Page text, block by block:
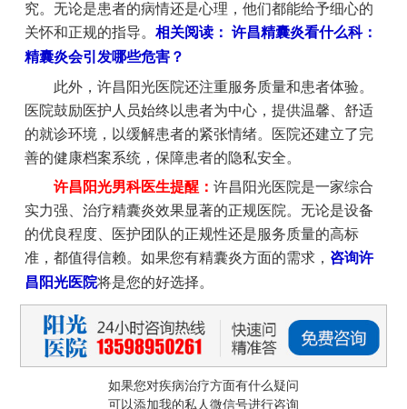
究。无论是患者的病情还是心理，他们都能给予细心的
关怀和正规的指导。 相关阅读： 许昌精囊炎看什么科：
精囊炎会引发哪些危害？
此外，许昌阳光医院还注重服务质量和患者体验。
医院鼓励医护人员始终以患者为中心，提供温馨、舒适
的就诊环境，以缓解患者的紧张情绪。医院还建立了完
善的健康档案系统，保障患者的隐私安全。
许昌阳光男科医生提醒： 许昌阳光医院是一家综合
实力强、治疗精囊炎效果显著的正规医院。无论是设备
的优良程度、医护团队的正规性还是服务质量的高标
准，都值得信赖。如果您有精囊炎方面的需求， 咨询许
昌阳光医院将是您的好选择。
如果您对疾病治疗方面有什么疑问
可以添加我的私人微信号进行咨询